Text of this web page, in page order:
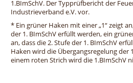
1.BImSchV. Der Typprüfbericht der
Industrieverband e.V. vor.
* Ein grüner Haken mit einer „1“ zeigt
der 1. BImSchV erfüllt werden, ein
an, dass die 2. Stufe der 1. BImSchV
Haken wird die Übergangsregelung der
einem roten Strich wird die 1.BImSchV